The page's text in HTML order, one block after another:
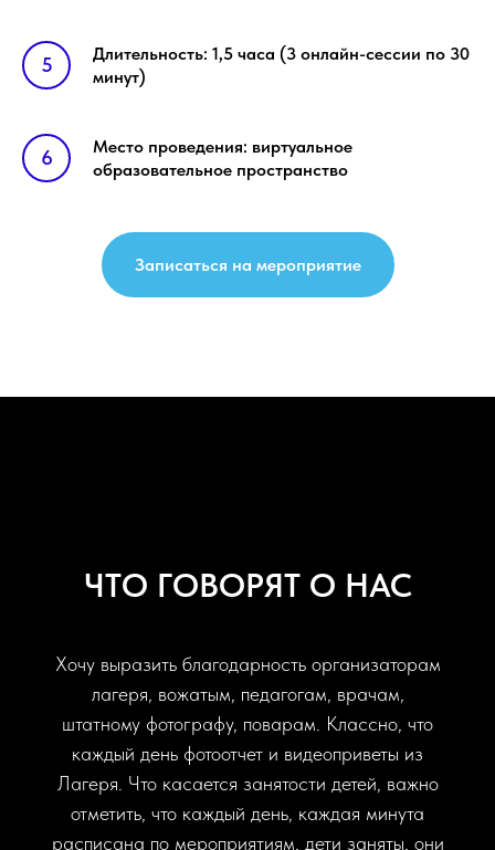
Длительность: 1,5 часа (3 онлайн-сессии по 30
минут)
Место проведения: виртуальное
образовательное пространство
Записаться на мероприятие
ЧТО ГОВОРЯТ О НАС
Хочу выразить благодарность организаторам
лагеря, вожатым, педагогам, врачам,
штатному фотографу, поварам. Классно, что
каждый день фотоотчет и видеоприветы из
Лагеря. Что касается занятости детей, важно
отметить, что каждый день, каждая минута
расписана по мероприятиям, дети заняты, они